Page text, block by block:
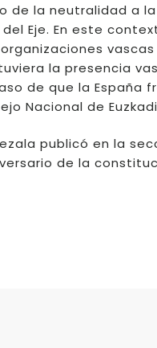
de la neutralidad a
Eje. En este
la presencia
de que la España
Nacional de
publicó en la
de la